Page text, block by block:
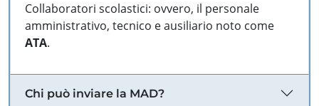
Collaboratori scolastici: ovvero, il personale
amministrativo, tecnico e ausiliario noto come
ATA.
Chi può inviare la MAD?